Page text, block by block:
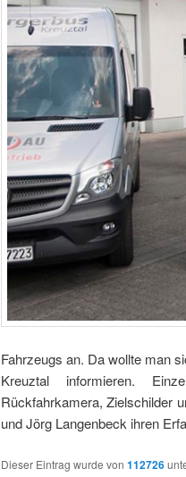
Fahrzeugs an. Da wollte man
Kreuztal informieren.
Rückfahrkamera, Zielschilder
und Jörg Langenbeck ihren
Dieser Eintrag wurde von 112726